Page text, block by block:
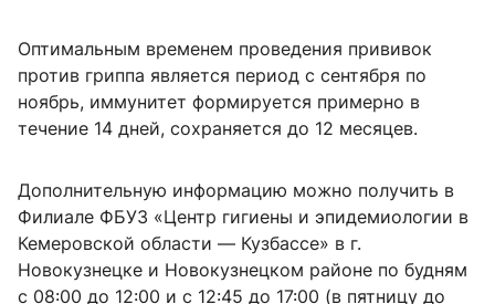
Оптимальным временем проведения прививок
против гриппа является период с сентября по
ноябрь, иммунитет формируется примерно в
течение 14 дней, сохраняется до 12 месяцев.
Дополнительную информацию можно получить в
Филиале ФБУЗ «Центр гигиены и эпидемиологии в
Кемеровской области — Кузбассе» в г.
Новокузнецке и Новокузнецком районе по будням
с 08:00 до 12:00 и с 12:45 до 17:00 (в пятницу до